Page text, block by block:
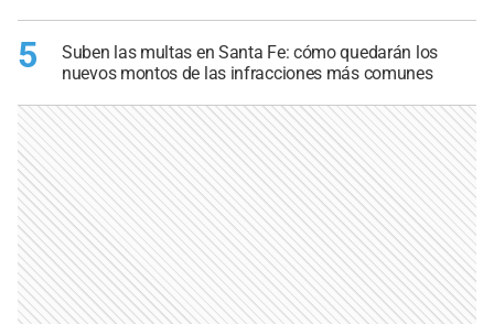
5
Suben las multas en Santa Fe: cómo quedarán los
nuevos montos de las infracciones más comunes